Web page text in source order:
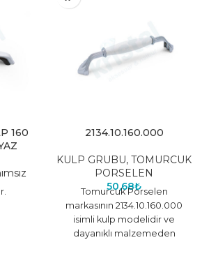
160
2134.10.160.000
KULP GRUBU, TOMURCUK
PORSELEN
50,68₺
Tomurcuk Porselen
markasının 2134.10.160.000
isimli kulp modelidir ve
dayanıklı malzemeden